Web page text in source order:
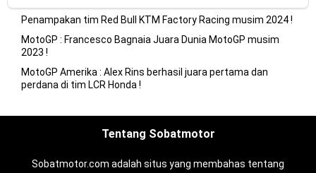
Penampakan tim Red Bull KTM Factory Racing musim 2024 !
MotoGP : Francesco Bagnaia Juara Dunia MotoGP musim
2023 !
MotoGP Amerika : Alex Rins berhasil juara pertama dan
perdana di tim LCR Honda !
Tentang Sobatmotor
Sobatmotor.com adalah situs yang membahas tentang